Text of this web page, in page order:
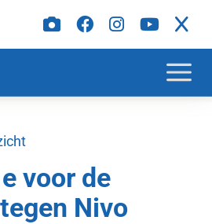
voor de
Nivo